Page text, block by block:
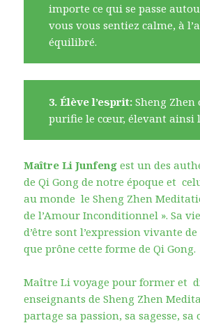
importe ce qui se passe
vous vous sentiez calme, à
équilibré.
3. Élève l’esprit: Sheng Zhen
purifie le cœur, élevant ainsi
Maître Li Junfeng est un des
de Qi Gong de notre époque et
au monde le Sheng Zhen
de l’Amour Inconditionnel ». Sa
d’être sont l’expression vivante
que prône cette forme de Qi Gong.
Maître Li voyage pour former et
enseignants de Sheng Zhen
partage sa passion, sa sagesse,